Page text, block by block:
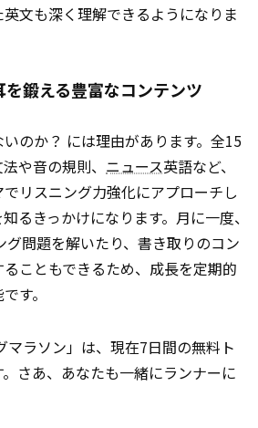
文も深く理解できるようになりま
鍛える豊富なコンテンツ
のか？ には理由があります。全15
や音の規則、 ニュース英語など、
リスニング力強化にアプローチし
るきっかけになります。月に一度、
グ問題を解いたり、書き取りのコン
こともできるため、成長を定期的
す。
マラソン」は、現在7日間の無料ト
さあ、あなたも一緒にランナーに